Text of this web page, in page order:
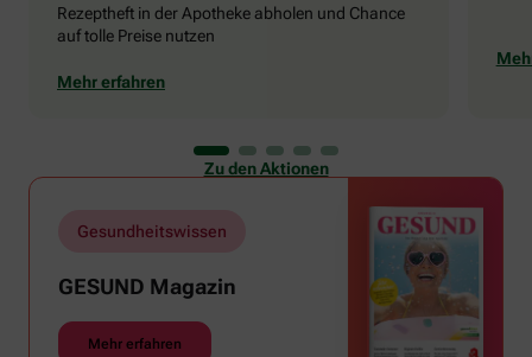
Rezeptheft in der Apotheke abholen und Chance
auf tolle Preise nutzen
Mehr erfahren
Zu den Aktionen
Gesundheitswissen
GESUND Magazin
Mehr erfahren